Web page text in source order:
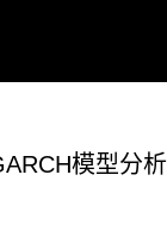
模型分